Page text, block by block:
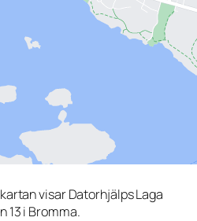
visar Datorhjälps Laga
13 i Bromma.